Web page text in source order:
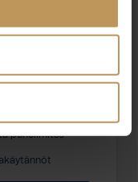
puhelimitse